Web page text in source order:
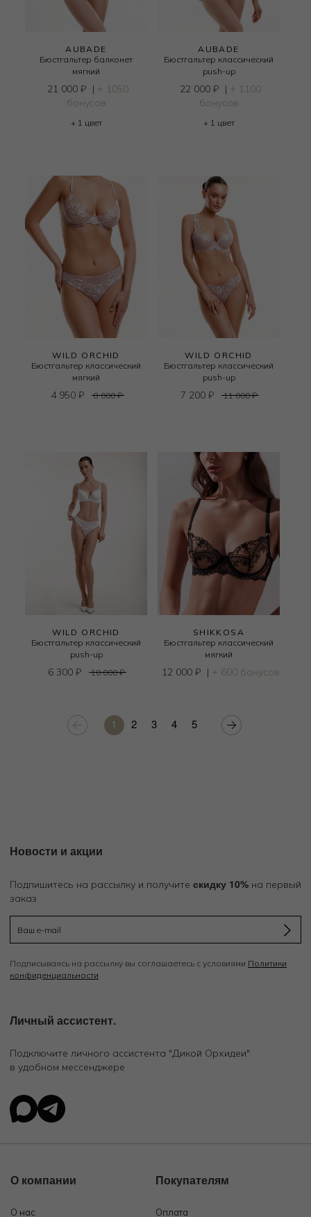
AUBADE
Бюстгальтер балконет
мягкий
21 000 ₽ | + 1050
бонусов
+ 1 цвет
AUBADE
Бюстгальтер классический
push-up
22 000 ₽ | + 1100
бонусов
+ 1 цвет
WILD ORCHID
Бюстгальтер классический
мягкий
4 950 ₽ 8 000₽
WILD ORCHID
Бюстгальтер классический
push-up
7 200 ₽ 11 000₽
WILD ORCHID
Бюстгальтер классический
push-up
6 300 ₽ 10 000₽
SHIKKOSA
Бюстгальтер классический
мягкий
12 000 ₽ | + 600 бонусов
1 2 3 4 5
Новости и акции
Подпишитесь на рассылку и получите скидку 10% на первый
заказ
Подписываясь на рассылку вы соглашаетесь с условиями Политики
конфиденциальности
Личный ассистент.
Подключите личного ассистента "Дикой Орхидеи"
в удобном мессенджере
О компании
О нас
Покупателям
Оплата